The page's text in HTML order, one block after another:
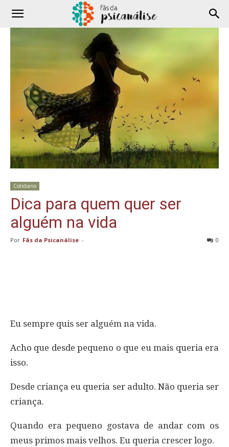
Cotidiano
Dica para quem quer ser
alguém na vida
Por Fãs da Psicanálise - 0
Eu sempre quis ser alguém na vida.
Acho que desde pequeno o que eu mais queria era
isso.
Desde criança eu queria ser adulto. Não queria ser
criança.
Quando era pequeno gostava de andar com os
meus primos mais velhos. Eu queria crescer logo.